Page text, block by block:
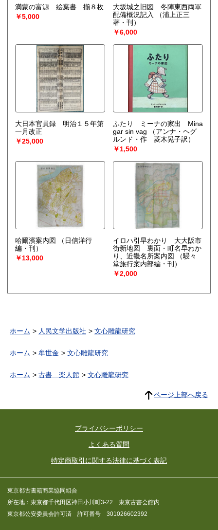
満蒙の富源 絵葉書 揃８枚
￥5,000
大坂城之旧図 冬陣東西両軍
配備概況記入
（浦上正三
著・刊）
￥6,000
大日本官員録 明治１５年第
一月改正
￥25,000
ふたり ミーナの家出 Mina
gar sin vag
（アンナ・ヘグ
ルンド・作 菱木晃子訳）
￥1,500
哈爾濱案内図
（日信洋行
編・刊）
￥13,000
イロハ引早わかり 大大阪市
街新地図 裏面・町名早わか
り、近畿名所案内図
（駸々
堂旅行案内部編・刊）
￥2,000
ホーム 人民文学出版社 文心雕龍研究
ホーム 牟世金 文心雕龍研究
ホーム 古書 楽人館 文心雕龍研究
ページ上部へ戻る
プライバシーポリシー
よくある質問
特定商取引に関する法律に基づく表記
東京都古書籍商業協同組合
所在地：東京都千代田区神田小川町3-22 東京古書会館内
東京都公安委員会許可済 許可番号 301026602392